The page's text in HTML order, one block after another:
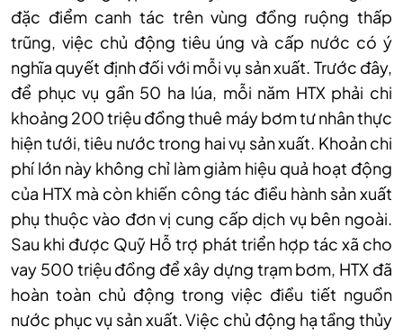
đặc điểm canh tác trên vùng đồng ruộng thấp
trũng, việc chủ động tiêu úng và cấp nước có ý
nghĩa quyết định đối với mỗi vụ sản xuất. Trước đây,
để phục vụ gần 50 ha lúa, mỗi năm HTX phải chi
khoảng 200 triệu đồng thuê máy bơm tư nhân thực
hiện tưới, tiêu nước trong hai vụ sản xuất. Khoản chi
phí lớn này không chỉ làm giảm hiệu quả hoạt động
của HTX mà còn khiến công tác điều hành sản xuất
phụ thuộc vào đơn vị cung cấp dịch vụ bên ngoài.
Sau khi được Quỹ Hỗ trợ phát triển hợp tác xã cho
vay 500 triệu đồng để xây dựng trạm bơm, HTX đã
hoàn toàn chủ động trong việc điều tiết nguồn
nước phục vụ sản xuất. Việc chủ động hạ tầng thủy